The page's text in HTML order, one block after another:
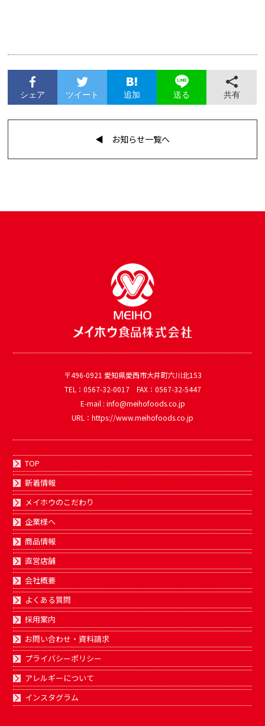
シェア ツイート 追加 送る 共有
◀︎ お知らせ一覧へ
〒496-0921 愛知県愛西市大井町六川北153
TEL：0567-32-0017 FAX：0567-32-5447
E-mail : info@meihofoods.co.jp
URL：https://www.meihofoods.co.jp
TOP
新着情報
メイホウのこだわり
企業様へ
商品情報
直営店舗
会社概要
よくある質問
採用案内
お問い合わせ・資料請求
プライバシーポリシー
アレルギーについて
インスタグラム